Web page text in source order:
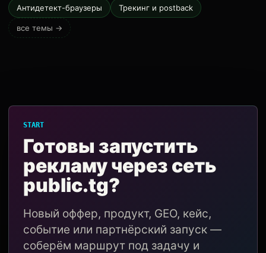
Антидетект-браузеры Трекинг и postback
все темы →
START
Готовы запустить
рекламу через сеть
public.tg?
Новый оффер, продукт, GEO, кейс,
событие или партнёрский запуск —
соберём маршрут под задачу и